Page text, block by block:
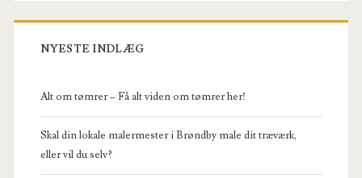
NYESTE INDLÆG
Alt om tømrer – Få alt viden om tømrer her!
Skal din lokale malermester i Brøndby male dit træværk,
eller vil du selv?